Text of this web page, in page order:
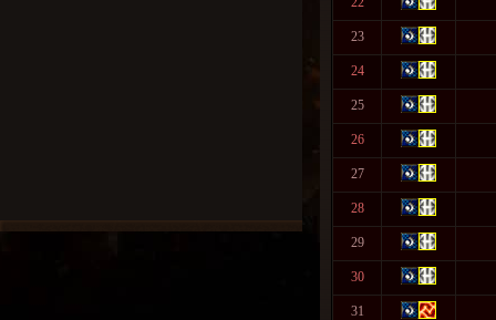
23
24
25
26
27
28
29
30
31